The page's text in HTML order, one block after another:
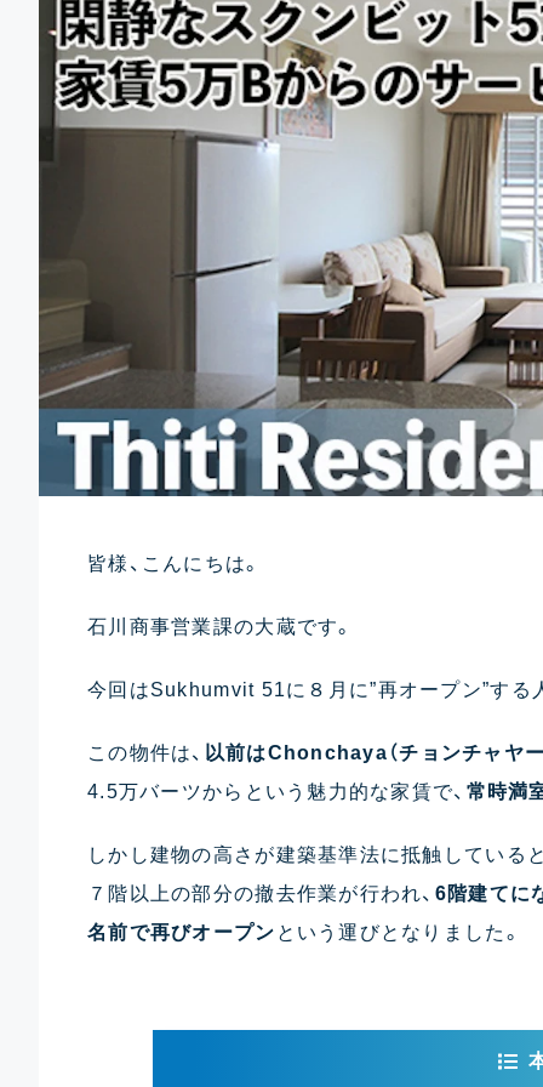
皆様、こんにちは。
石川商事営業課の大蔵です。
今回はSukhumvit 51に８月に”再オープン”する
この物件は、 以前はChonchaya（チョンチャヤ
4.5万バーツからという魅力的な家賃で、 常時満
しかし建物の高さが建築基準法に抵触している
７階以上の部分の撤去作業が行われ、 6階建てに
名前で再びオープン という運びとなりました。